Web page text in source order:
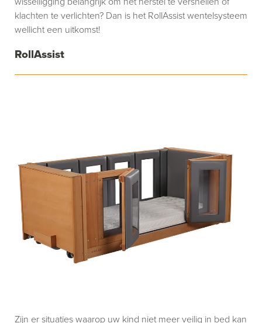
RollAssist
klachten te verlichten? Dan is het RollAssist wentelsysteem
wellicht een uitkomst!
Zijn er situaties waarop uw kind niet meer veilig in bed kan